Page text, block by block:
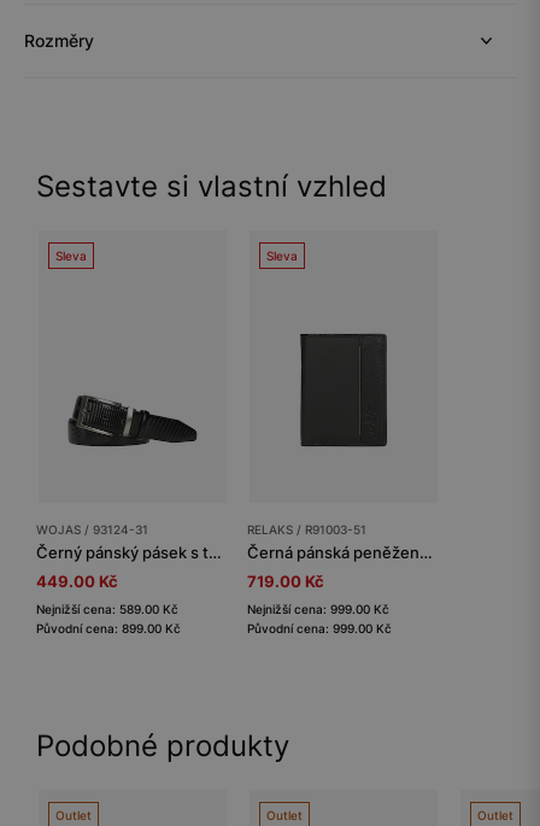
Rozměry
Sestavte si vlastní vzhled
Sleva
WOJAS / 93124-31
Černý pánský pásek s texturou z lakované kůže
449.00 Kč
Nejnižší cena: 589.00 Kč
Původní cena: 899.00 Kč
Sleva
RELAKS / R91003-51
Černá pánská peněženka na výšku RELAKS
719.00 Kč
Nejnižší cena: 999.00 Kč
Původní cena: 999.00 Kč
Podobné produkty
Outlet Outlet Outlet